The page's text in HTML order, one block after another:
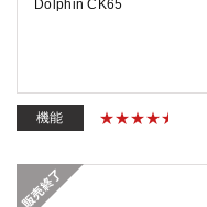
Dolphin CK65
機能